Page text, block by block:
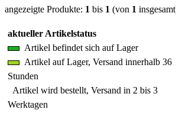
angezeigte Produkte: 1 bis 1 (von 1
aktueller Artikelstatus
Artikel befindet sich auf Lager
Artikel auf Lager, Versand innerhalb 36
Stunden
Artikel wird bestellt, Versand in 2 bis 3
Werktagen